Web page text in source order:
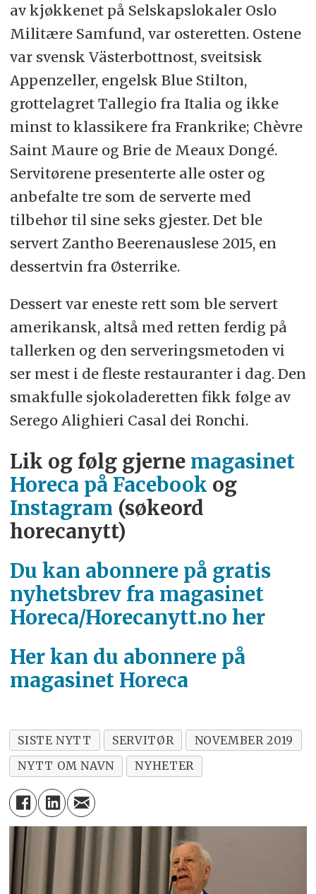
av kjøkkenet på Selskapslokaler Oslo
Militære Samfund, var osteretten. Ostene
var svensk Västerbottnost, sveitsisk
Appenzeller, engelsk Blue Stilton,
grottelagret Tallegio fra Italia og ikke
minst to klassikere fra Frankrike; Chèvre
Saint Maure og Brie de Meaux Dongé.
Servitørene presenterte alle oster og
anbefalte tre som de serverte med
tilbehør til sine seks gjester. Det ble
servert Zantho Beerenauslese 2015, en
dessertvin fra Østerrike.
Dessert var eneste rett som ble servert
amerikansk, altså med retten ferdig på
tallerken og den serveringsmetoden vi
ser mest i de fleste restauranter i dag. Den
smakfulle sjokoladeretten fikk følge av
Serego Alighieri Casal dei Ronchi.
Lik og følg gjerne magasinet
Horeca på Facebook og
Instagram (søkeord
horecanytt)
Du kan abonnere på gratis
nyhetsbrev fra magasinet
Horeca/Horecanytt.no her
Her kan du abonnere på
magasinet Horeca
SISTE NYTT SERVITØR
NOVEMBER 2019
NYTT OM NAVN
NYHETER